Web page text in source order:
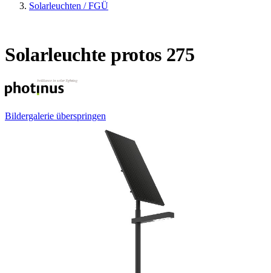
Solarleuchten / FGÜ
Solarleuchte protos 275
Bildergalerie überspringen